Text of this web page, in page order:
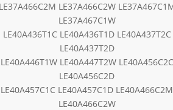
LE37A466C2M LE37A466C2W
LE37A467C1W
LE40A436T1C LE40A436T1D LE40A437T2C
LE40A437T2D
LE40A446T1W LE40A447T2W LE40A456C2C
LE40A456C2D
LE40A457C1C LE40A457C1D LE40A466C2M
LE40A466C2W